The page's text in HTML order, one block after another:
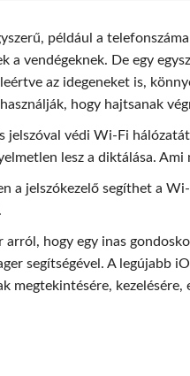
például a
a vendégeknek. De egy
az idegeneket is,
hogy hajtsanak
jelszóval védi Wi-Fi
lesz a diktálása.
a jelszókezelő segíthet a
hogy egy inas
segítségével. A legújabb
megtekintésére,